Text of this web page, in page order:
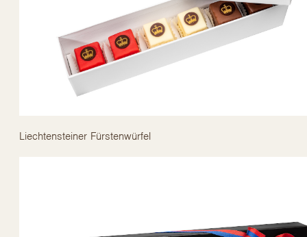
Liechtensteiner Fürstenwürfel